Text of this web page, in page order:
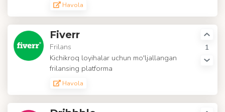
Havola
1
Fiverr
Frilans
Kichikroq loyihalar uchun mo'ljallangan
frilansing platforma
Havola